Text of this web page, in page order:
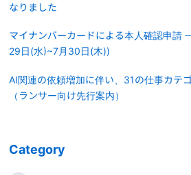
なりました
マイナンバーカードによる本人確認申請
29日(水)~7月30日(木))
AI関連の依頼増加に伴い、31の仕事カテ
（ランサー向け先行案内）
Category